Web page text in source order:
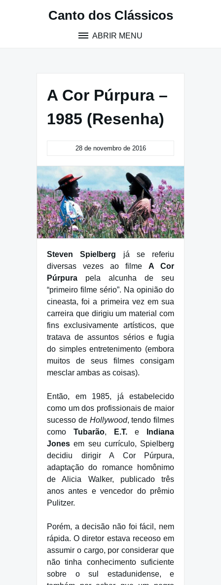
Canto dos Clássicos
ABRIR MENU
A Cor Púrpura –
1985 (Resenha)
28 de novembro de 2016
Steven Spielberg já se referiu
diversas vezes ao filme A Cor
Púrpura pela alcunha de seu
“primeiro filme sério”. Na opinião do
cineasta, foi a primeira vez em sua
carreira que dirigiu um material com
fins exclusivamente artísticos, que
tratava de assuntos sérios e fugia
do simples entretenimento (embora
muitos de seus filmes consigam
mesclar ambas as coisas).
Então, em 1985, já estabelecido
como um dos profissionais de maior
sucesso de Hollywood, tendo filmes
como Tubarão, E.T. e
Indiana
Jones em seu currículo, Spielberg
decidiu dirigir A Cor Púrpura,
adaptação do romance homônimo
de Alicia Walker, publicado três
anos antes e vencedor do prêmio
Pulitzer.
Porém, a decisão não foi fácil, nem
rápida. O diretor estava receoso em
assumir o cargo, por considerar que
não tinha conhecimento suficiente
sobre o sul estadunidense, e